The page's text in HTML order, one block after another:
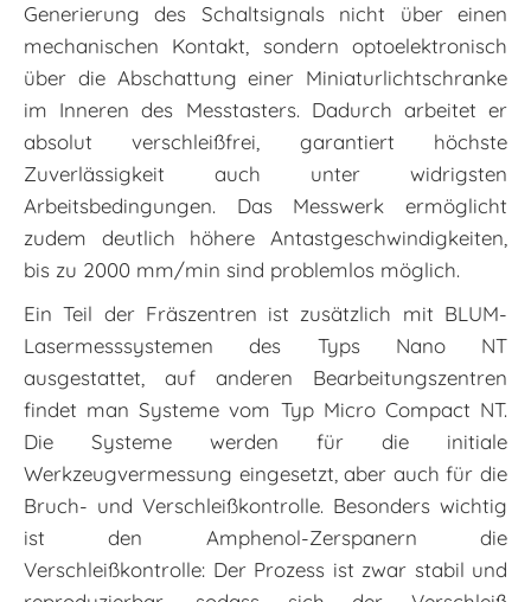
Generierung des Schaltsignals nicht über einen
mechanischen Kontakt, sondern optoelektronisch
über die Abschattung einer Miniaturlichtschranke
im Inneren des Messtasters. Dadurch arbeitet er
absolut verschleißfrei, garantiert höchste
Zuverlässigkeit auch unter widrigsten
Arbeitsbedingungen. Das Messwerk ermöglicht
zudem deutlich höhere Antastgeschwindigkeiten,
bis zu 2000 mm/min sind problemlos möglich.
Ein Teil der Fräszentren ist zusätzlich mit BLUM-
Lasermesssystemen des Typs Nano NT
ausgestattet, auf anderen Bearbeitungszentren
findet man Systeme vom Typ Micro Compact NT.
Die Systeme werden für die initiale
Werkzeugvermessung eingesetzt, aber auch für die
Bruch- und Verschleißkontrolle. Besonders wichtig
ist den Amphenol-Zerspanern die
Verschleißkontrolle: Der Prozess ist zwar stabil und